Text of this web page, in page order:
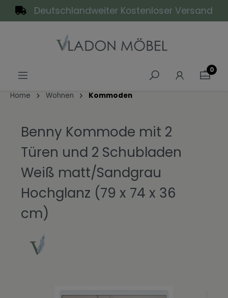
springenDeutschlandweiter Kostenloser Versand
0
Home Wohnen Kommoden
Benny Kommode mit 2
Türen und 2 Schubladen
Weiß matt/Sandgrau
Hochglanz (79 x 74 x 36
cm)